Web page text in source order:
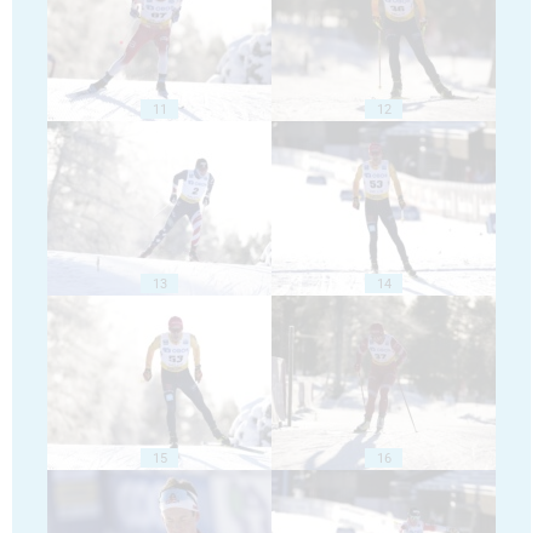
11 12
13 14
15 16